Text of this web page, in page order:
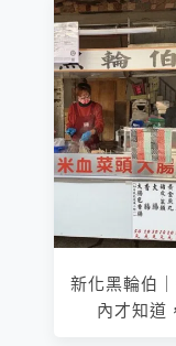
新化黑輪伯
內才知道